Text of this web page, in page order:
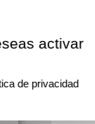
activar
de privacidad